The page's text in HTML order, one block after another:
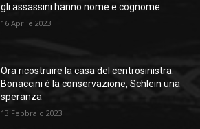
gli assassini hanno nome e cognome
16 Aprile 2023
Ora ricostruire la casa del centrosinistra:
Bonaccini è la conservazione, Schlein una
speranza
13 Febbraio 2023